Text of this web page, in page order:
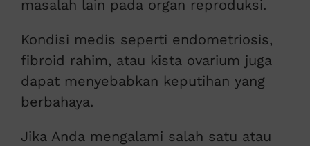
masalah lain pada organ reproduksi.
Kondisi medis seperti endometriosis,
fibroid rahim, atau kista ovarium juga
dapat menyebabkan keputihan yang
berbahaya.
Jika Anda mengalami salah satu atau